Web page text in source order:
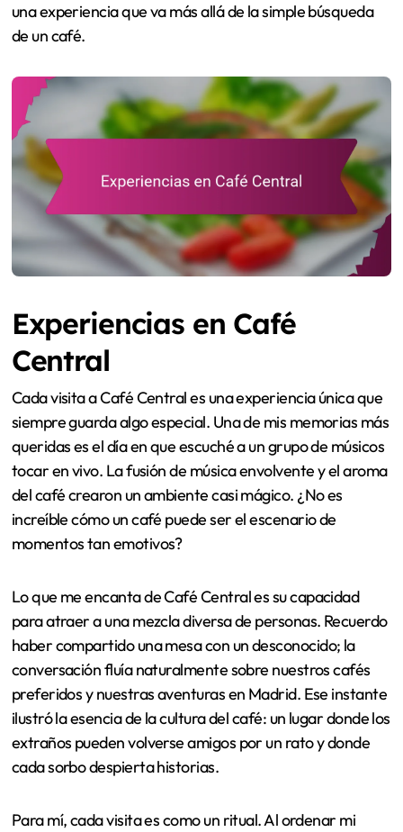
una experiencia que va más allá de la simple búsqueda
de un café.
Experiencias en Café
Central
Cada visita a Café Central es una experiencia única que
siempre guarda algo especial. Una de mis memorias más
queridas es el día en que escuché a un grupo de músicos
tocar en vivo. La fusión de música envolvente y el aroma
del café crearon un ambiente casi mágico. ¿No es
increíble cómo un café puede ser el escenario de
momentos tan emotivos?
Lo que me encanta de Café Central es su capacidad
para atraer a una mezcla diversa de personas. Recuerdo
haber compartido una mesa con un desconocido; la
conversación fluía naturalmente sobre nuestros cafés
preferidos y nuestras aventuras en Madrid. Ese instante
ilustró la esencia de la cultura del café: un lugar donde los
extraños pueden volverse amigos por un rato y donde
cada sorbo despierta historias.
Para mí, cada visita es como un ritual. Al ordenar mi